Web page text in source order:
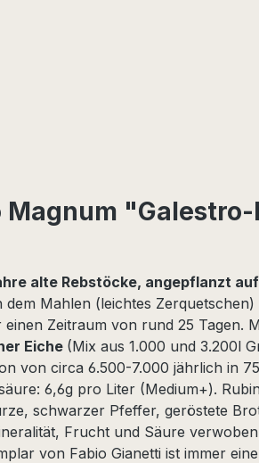
alte Rebstöcke, angepflanzt
Mahlen (leichtes
Zeitraum von rund 25 Tagen.
Eiche (Mix aus 1.000 und 3.200l
von circa 6.500-7.000 jährlich in
6,6g pro Liter (Medium+).
schwarzer Pfeffer, geröstete
Frucht und Säure
von Fabio Gianetti ist immer